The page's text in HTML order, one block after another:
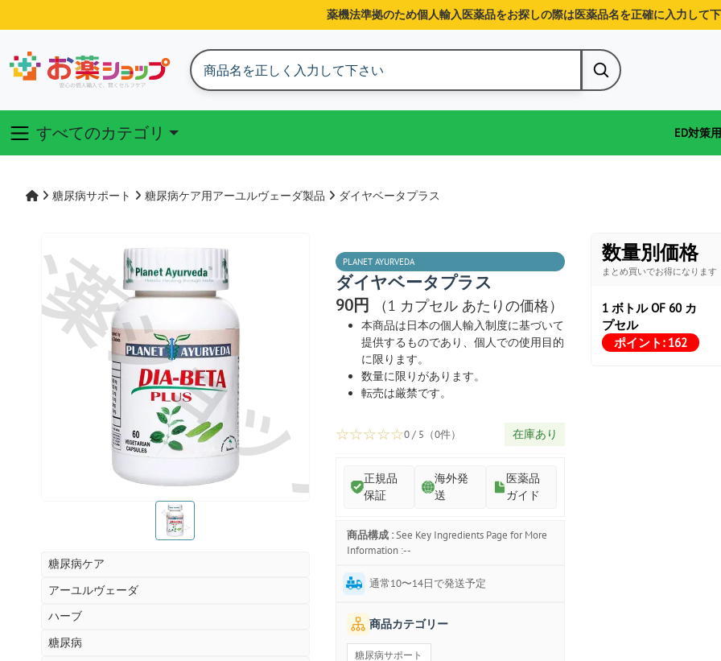
薬機法準拠のため個人輸入医薬品をお探しの際は医薬品名を正確に入力して下
すべてのカテゴリ ED対策
糖尿病サポート 糖尿病ケア用アーユルヴェーダ製品 ダイヤベータプラス
ショップ
お薬ショップ
糖尿病ケア
アーユルヴェーダ
ハーブ
糖尿病
PLANET AYURVEDA
ダイヤベータプラス
90円 （1 カプセル あたりの価格）
本商品は日本の個人輸入制度に基づいて
提供するものであり、個人での使用目的
に限ります。
数量に限りがあります。
転売は厳禁です。
☆☆☆☆☆0 / 5（0件） 在庫あり
正規品
保証
海外発
送
医薬品
ガイド
商品構成 : See Key Ingredients Page for More
Information :--
通常10〜14日で発送予定
商品カテゴリー
糖尿病サポート
数量別価格
まとめ買いでお得になります
1 ボトル OF 60 カ
プセル
ポイント: 162